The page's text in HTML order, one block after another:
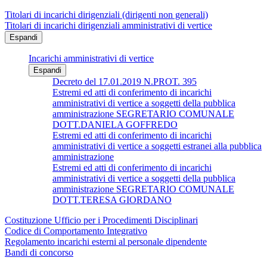
Titolari di incarichi dirigenziali (dirigenti non generali)
Titolari di incarichi dirigenziali amministrativi di vertice
Espandi
Incarichi amministrativi di vertice
Espandi
Decreto del 17.01.2019 N.PROT. 395
Estremi ed atti di conferimento di incarichi
amministrativi di vertice a soggetti della pubblica
amministrazione SEGRETARIO COMUNALE
DOTT.DANIELA GOFFREDO
Estremi ed atti di conferimento di incarichi
amministrativi di vertice a soggetti estranei alla pubblica
amministrazione
Estremi ed atti di conferimento di incarichi
amministrativi di vertice a soggetti della pubblica
amministrazione SEGRETARIO COMUNALE
DOTT.TERESA GIORDANO
Costituzione Ufficio per i Procedimenti Disciplinari
Codice di Comportamento Integrativo
Regolamento incarichi esterni al personale dipendente
Bandi di concorso